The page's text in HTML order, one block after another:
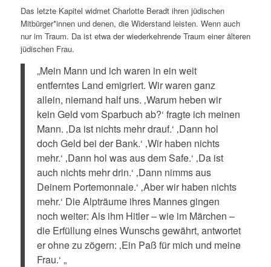
Das letzte Kapitel widmet Charlotte Beradt ihren jüdischen
Mitbürger*innen und denen, die Widerstand leisten. Wenn auch
nur im Traum. Da ist etwa der wiederkehrende Traum einer älteren
jüdischen Frau.
„Mein Mann und ich waren in ein weit
entferntes Land emigriert. Wir waren ganz
allein, niemand half uns. ‚Warum heben wir
kein Geld vom Sparbuch ab?‘ fragte ich meinen
Mann. ‚Da ist nichts mehr drauf.‘ ‚Dann hol
doch Geld bei der Bank.‘ ‚Wir haben nichts
mehr.‘ ‚Dann hol was aus dem Safe.‘ ‚Da ist
auch nichts mehr drin.‘ ‚Dann nimms aus
Deinem Portemonnaie.‘ ‚Aber wir haben nichts
mehr.‘ Die Alpträume ihres Mannes gingen
noch weiter: Als ihm Hitler – wie im Märchen –
die Erfüllung eines Wunschs gewährt, antwortet
er ohne zu zögern: ‚Ein Paß für mich und meine
Frau.‘ „